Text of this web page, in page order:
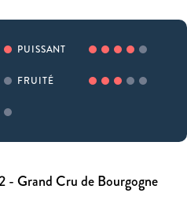
PUISSANT
FRUITÉ
- Grand Cru de Bourgogne